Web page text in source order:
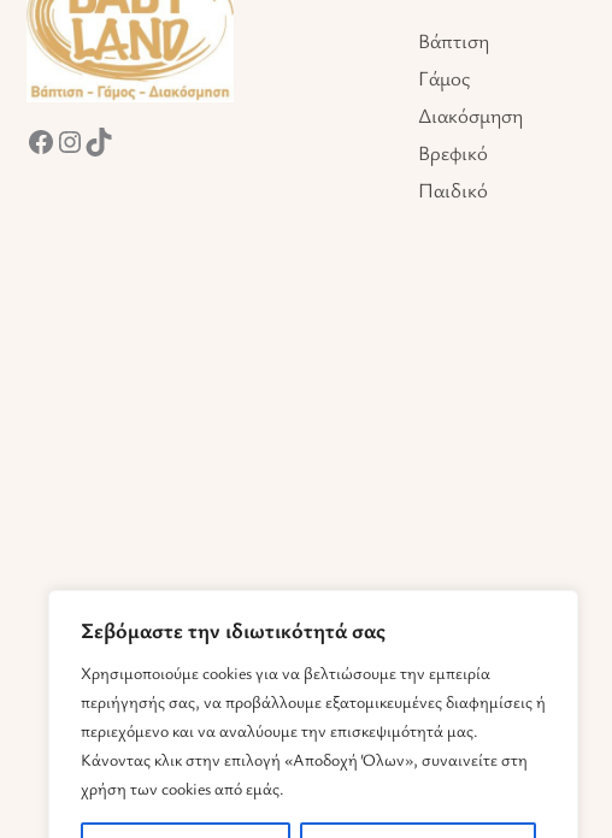
Σεβόμαστε την ιδιωτικότητά σας
Χρησιμοποιούμε cookies για να βελτιώσουμε την εμπειρία
περιήγησής σας, να προβάλλουμε εξατομικευμένες διαφημίσεις ή
περιεχόμενο και να αναλύουμε την επισκεψιμότητά μας.
Κάνοντας κλικ στην επιλογή «Αποδοχή Όλων», συναινείτε στη
χρήση των cookies από εμάς.
Βάπτιση
Γάμος
Διακόσμηση
Βρεφικό
Παιδικό